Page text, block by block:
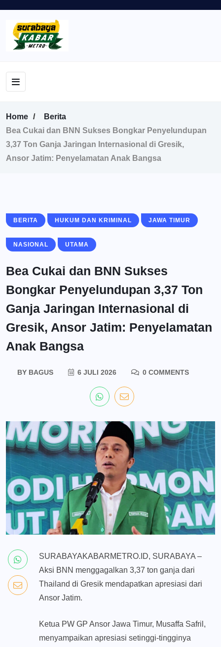
Home
Berita
Bea Cukai dan BNN Sukses Bongkar Penyelundupan
3,37 Ton Ganja Jaringan Internasional di Gresik,
Ansor Jatim: Penyelamatan Anak Bangsa
BERITA HUKUM DAN KRIMINAL JAWA TIMUR
NASIONAL UTAMA
Bea Cukai dan BNN Sukses
Bongkar Penyelundupan 3,37 Ton
Ganja Jaringan Internasional di
Gresik, Ansor Jatim: Penyelamatan
Anak Bangsa
BY BAGUS 6 JULI 2026 0 COMMENTS
SURABAYAKABARMETRO.ID, SURABAYA –
Aksi BNN menggagalkan 3,37 ton ganja dari
Thailand di Gresik mendapatkan apresiasi dari
Ansor Jatim.
Ketua PW GP Ansor Jawa Timur, Musaffa Safril,
menyampaikan apresiasi setinggi-tingginya